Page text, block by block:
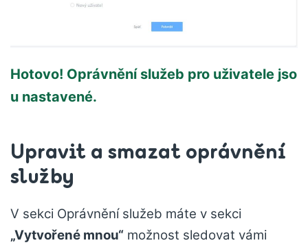
Hotovo! Oprávnění služeb pro uživatele jso
u nastavené.
Upravit a smazat oprávnění
služby
V sekci Oprávnění služeb máte v sekci
„Vytvořené mnou“ možnost sledovat vámi